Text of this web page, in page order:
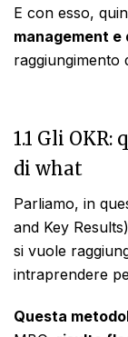
E con esso,
management e
raggiungimento
1.1 Gli
di what
Parliamo, in
and Key
si vuole
intraprendere
Questa